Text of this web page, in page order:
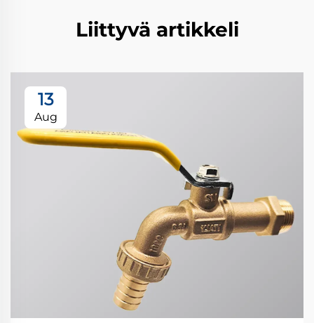
Liittyvä artikkeli
13
Aug